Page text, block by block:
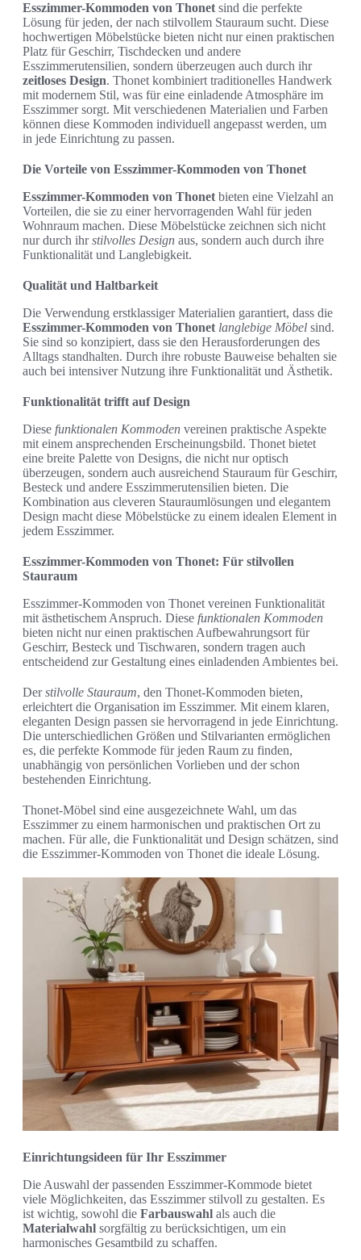
Esszimmer-Kommoden von Thonet sind die perfekte
Lösung für jeden, der nach stilvollem Stauraum sucht. Diese
hochwertigen Möbelstücke bieten nicht nur einen praktischen
Platz für Geschirr, Tischdecken und andere
Esszimmerutensilien, sondern überzeugen auch durch ihr
zeitloses Design. Thonet kombiniert traditionelles Handwerk
mit modernem Stil, was für eine einladende Atmosphäre im
Esszimmer sorgt. Mit verschiedenen Materialien und Farben
können diese Kommoden individuell angepasst werden, um
in jede Einrichtung zu passen.
Die Vorteile von Esszimmer-Kommoden von Thonet
Esszimmer-Kommoden von Thonet bieten eine Vielzahl an
Vorteilen, die sie zu einer hervorragenden Wahl für jeden
Wohnraum machen. Diese Möbelstücke zeichnen sich nicht
nur durch ihrstilvolles Design aus, sondern auch durch ihre
Funktionalität und Langlebigkeit.
Qualität und Haltbarkeit
Die Verwendung erstklassiger Materialien garantiert, dass die
Esszimmer-Kommoden von Thonet langlebige Möbel sind.
Sie sind so konzipiert, dass sie den Herausforderungen des
Alltags standhalten. Durch ihre robuste Bauweise behalten sie
auch bei intensiver Nutzung ihre Funktionalität und Ästhetik.
Funktionalität trifft auf Design
Diese funktionalen Kommoden vereinen praktische Aspekte
mit einem ansprechenden Erscheinungsbild. Thonet bietet
eine breite Palette von Designs, die nicht nur optisch
überzeugen, sondern auch ausreichend Stauraum für Geschirr,
Besteck und andere Esszimmerutensilien bieten. Die
Kombination aus cleveren Stauraumlösungen und elegantem
Design macht diese Möbelstücke zu einem idealen Element in
jedem Esszimmer.
Esszimmer-Kommoden von Thonet: Für stilvollen
Stauraum
Esszimmer-Kommoden von Thonet vereinen Funktionalität
mit ästhetischem Anspruch. Diese funktionalen Kommoden
bieten nicht nur einen praktischen Aufbewahrungsort für
Geschirr, Besteck und Tischwaren, sondern tragen auch
entscheidend zur Gestaltung eines einladenden Ambientes bei.
Derstilvolle Stauraum, den Thonet-Kommoden bieten,
erleichtert die Organisation im Esszimmer. Mit einem klaren,
eleganten Design passen sie hervorragend in jede Einrichtung.
Die unterschiedlichen Größen und Stilvarianten ermöglichen
es, die perfekte Kommode für jeden Raum zu finden,
unabhängig von persönlichen Vorlieben und der schon
bestehenden Einrichtung.
Thonet-Möbel sind eine ausgezeichnete Wahl, um das
Esszimmer zu einem harmonischen und praktischen Ort zu
machen. Für alle, die Funktionalität und Design schätzen, sind
die Esszimmer-Kommoden von Thonet die ideale Lösung.
Einrichtungsideen für Ihr Esszimmer
Die Auswahl der passenden Esszimmer-Kommode bietet
viele Möglichkeiten, das Esszimmer stilvoll zu gestalten. Es
ist wichtig, sowohl die Farbauswahl als auch die
Materialwahl sorgfältig zu berücksichtigen, um ein
harmonisches Gesamtbild zu schaffen.